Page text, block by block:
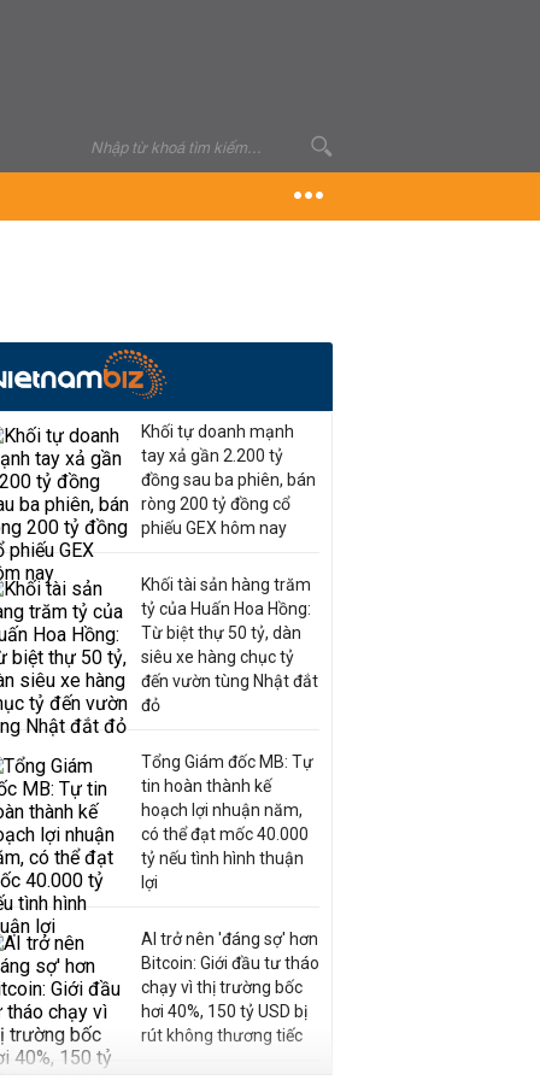
Khối tự doanh mạnh
tay xả gần 2.200 tỷ
đồng sau ba phiên, bán
ròng 200 tỷ đồng cổ
phiếu GEX hôm nay
Khối tài sản hàng trăm
tỷ của Huấn Hoa Hồng:
Từ biệt thự 50 tỷ, dàn
siêu xe hàng chục tỷ
đến vườn tùng Nhật đắt
đỏ
Tổng Giám đốc MB: Tự
tin hoàn thành kế
hoạch lợi nhuận năm,
có thể đạt mốc 40.000
tỷ nếu tình hình thuận
lợi
AI trở nên 'đáng sợ' hơn
Bitcoin: Giới đầu tư tháo
chạy vì thị trường bốc
hơi 40%, 150 tỷ USD bị
rút không thương tiếc